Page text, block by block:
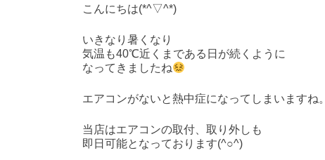
こんにちは(*^▽^*)
いきなり暑くなり
気温も40℃近くまである日が続くように
なってきましたね
エアコンがないと熱中症になってしまいますね。
当店はエアコンの取付、取り外しも
即日可能となっております(^○^)